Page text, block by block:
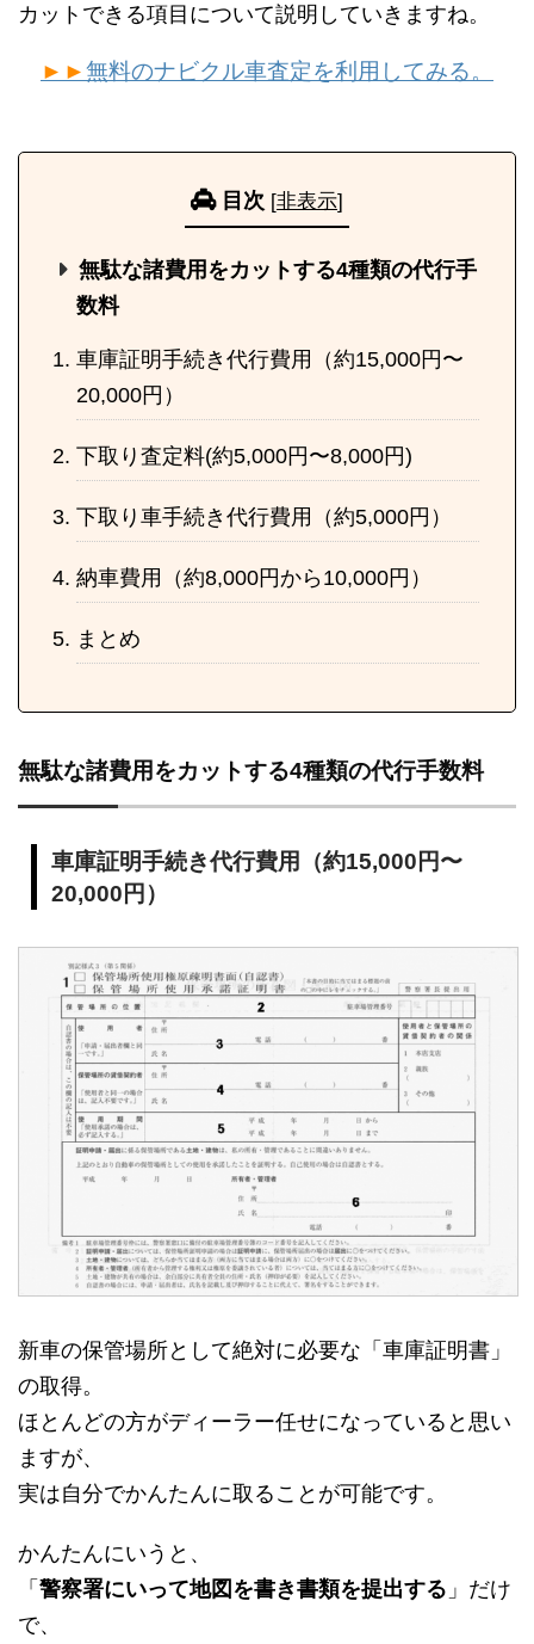
カットできる項目について説明していきますね。
►►無料のナビクル車査定を利用してみる。
目次 [非表示]
無駄な諸費用をカットする4種類の代行手
数料
車庫証明手続き代行費用（約15,000円〜
20,000円）
下取り査定料(約5,000円〜8,000円)
下取り車手続き代行費用（約5,000円）
納車費用（約8,000円から10,000円）
まとめ
無駄な諸費用をカットする4種類の代行手数料
車庫証明手続き代行費用（約15,000円〜
20,000円）
新車の保管場所として絶対に必要な「車庫証明書」
の取得。
ほとんどの方がディーラー任せになっていると思い
ますが、
実は自分でかんたんに取ることが可能です。
かんたんにいうと、
「 警察署にいって地図を書き書類を提出する 」だけ
で、